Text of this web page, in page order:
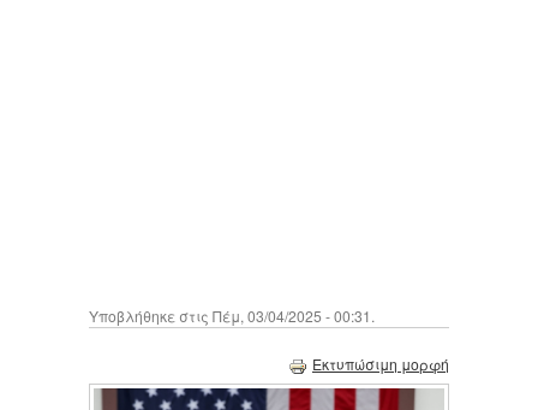
Υποβλήθηκε στις Πέμ, 03/04/2025 - 00:31.
Εκτυπώσιμη μορφή